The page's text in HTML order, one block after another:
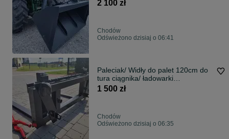
2 100 zł
Chodów
Odświeżono dzisiaj o 06:41
Paleciak/ Widły do palet 120cm do
tura ciągnika/ ładowarki
WZMOCNIONY
1 500 zł
Chodów
Odświeżono dzisiaj o 06:35